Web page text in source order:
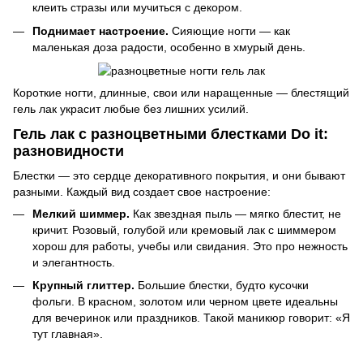
клеить стразы или мучиться с декором.
Поднимает настроение. Сияющие ногти — как
маленькая доза радости, особенно в хмурый день.
Короткие ногти, длинные, свои или наращенные — блестящий
гель лак украсит любые без лишних усилий.
Гель лак с разноцветными блестками Do it:
разновидности
Блестки — это сердце декоративного покрытия, и они бывают
разными. Каждый вид создает свое настроение:
Мелкий шиммер. Как звездная пыль — мягко блестит, не
кричит. Розовый, голубой или кремовый лак с шиммером
хорош для работы, учебы или свидания. Это про нежность
и элегантность.
Крупный глиттер. Большие блестки, будто кусочки
фольги. В красном, золотом или черном цвете идеальны
для вечеринок или праздников. Такой маникюр говорит: «Я
тут главная».